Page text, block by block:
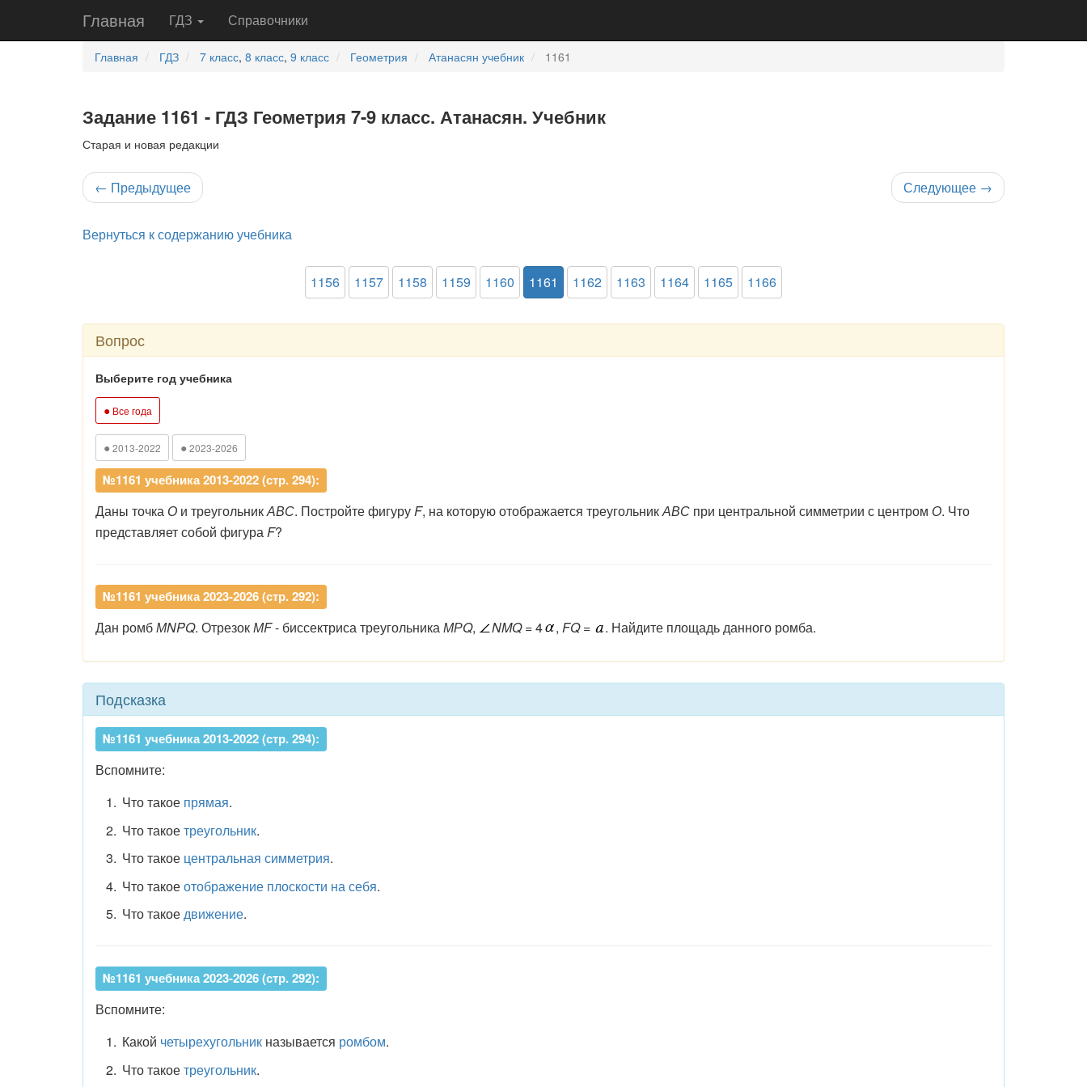
Главная ГДЗ Справочники
Главная ГДЗ 7 класс, 8 класс, 9 класс Геометрия Атанасян учебник 1161
Задание 1161 - ГДЗ Геометрия 7-9 класс. Атанасян. Учебник
Старая и новая редакции
← Предыдущее Следующее →
Вернуться к содержанию учебника
1156 1157 1158 1159 1160 1161 1162 1163 1164 1165 1166
Вопрос
Выберите год учебника
● Все года
● 2013-2022 ● 2023-2026
№1161 учебника 2013-2022 (стр. 294):
Даны точка О и треугольникАВС. Постройте фигуруF, на которую отображается треугольникАВС при центральной симметрии с центром О. Что
представляет собой фигураF?
№1161 учебника 2023-2026 (стр. 292):
Дан ромбМNPQ. ОтрезокМF- биссектриса треугольникаМРQ, NMQ= 4 , FQ= . Найдите площадь данного ромба.
Подсказка
№1161 учебника 2013-2022 (стр. 294):
Вспомните:
Что такое прямая.
Что такоетреугольник.
Что такое центральная симметрия.
Что такоеотображение плоскости на себя.
Что такоедвижение.
№1161 учебника 2023-2026 (стр. 292):
Вспомните:
Какой четырехугольникназывается ромбом.
Что такоетреугольник.